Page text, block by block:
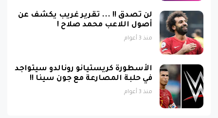
لن تصدق !! ... تقرير غريب يكشف عن
أصول اللاعب محمد صلاح !
منذ 3 أعوام
الأسطورة كريستيانو رونالدو سيتواجد
في حلبة المصارعة مع جون سينا !!
منذ 3 أعوام